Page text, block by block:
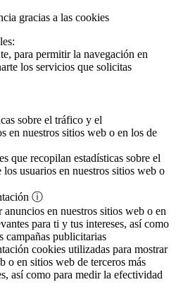
gracias a las cookies
para permitir la navegación en
los servicios que solicitas
sobre el tráfico y el
en nuestros sitios web o en los de
que recopilan estadísticas sobre el
usuarios en nuestros sitios web o
ⓘ
en nuestros sitios web o en
para ti y tus intereses, así como
campañas publicitarias
cookies utilizadas para mostrar
o en sitios web de terceros más
así como para medir la efectividad